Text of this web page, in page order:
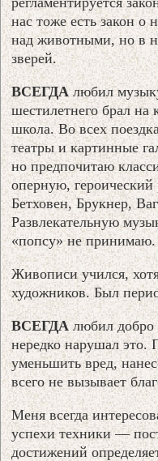
нас тоже есть закон о
над животными, но в
зверей.
ВСЕГДАлюбил
шестилетнего брал
школа. Во всех
театры и картинные
но предпочитаю
оперную,
Бетховен, Брукнер,
Развлекательную
«попсу» не принимаю.
Живописи учился,
художников. Был
ВСЕГДАлюбил добро
нередко нарушал это.
уменьшить вред,
всего не вызывает
Меня всегда
успехи техники —
достижений